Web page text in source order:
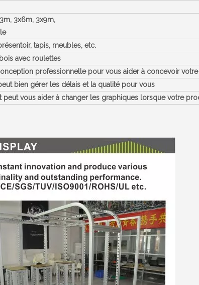
3x6m, 3x9m,
tapis, meubles, etc.
avec roulettes
professionnelle pour vous aider à concevoir
bien gérer les délais et la qualité pour vous
peut vous aider à changer les graphiques lorsque votre